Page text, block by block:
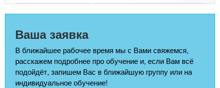
Ваша заявка
В ближайшее рабочее время мы с Вами свяжемся,
расскажем подробнее про обучение и, если Вам всё
подойдёт, запишем Вас в ближайшую группу или на
индивидуальное обучение!